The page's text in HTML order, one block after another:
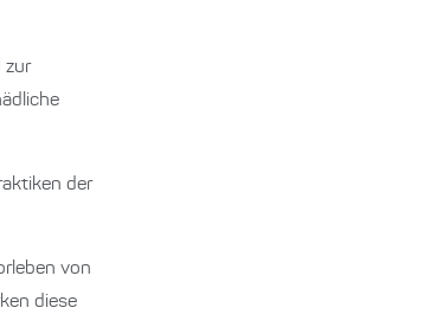
zur
der
von
diese